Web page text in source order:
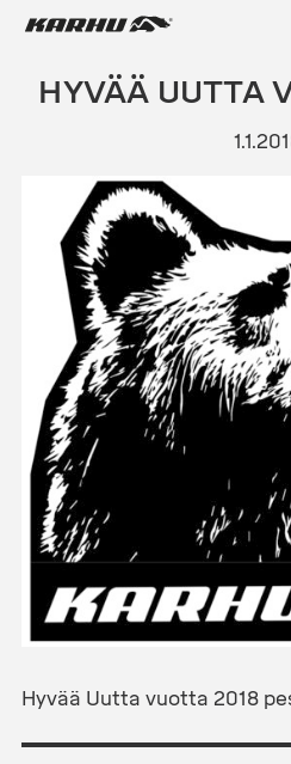
Suoraan
Karhu Pesis
HYVÄÄ UUTTA
Hyvää Uutta vuotta 2018
ARTIKKELIEN